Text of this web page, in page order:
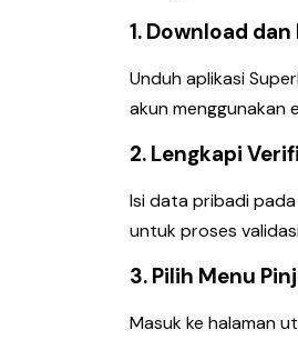
1. Download
Unduh aplikasi
akun menggunakan
2. Lengkapi
Isi data pribadi pada
untuk proses
3. Pilih Menu
Masuk ke halaman